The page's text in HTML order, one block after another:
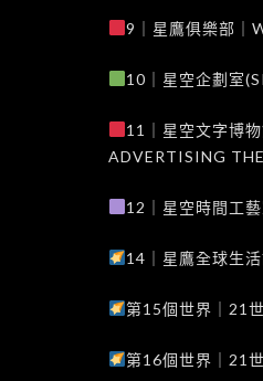
9｜星鷹俱樂部｜
10｜星空企劃室
11｜星空文字博
ADVERTISING
12｜星空時間工
14｜星鷹全球生
第15個世界｜21
第16個世界｜21